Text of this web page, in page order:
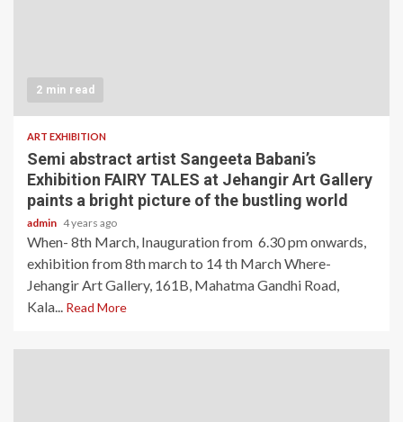
2 min read
ART EXHIBITION
Semi abstract artist Sangeeta Babani’s
Exhibition FAIRY TALES at Jehangir Art Gallery
paints a bright picture of the bustling world
admin 4 years ago
When- 8th March, Inauguration from 6.30 pm onwards,
exhibition from 8th march to 14 th March Where-
Jehangir Art Gallery, 161B, Mahatma Gandhi Road,
Kala... Read More